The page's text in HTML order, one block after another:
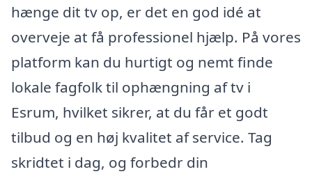
hænge dit tv op, er det en god idé at
overveje at få professionel hjælp. På vores
platform kan du hurtigt og nemt finde
lokale fagfolk til ophængning af tv i
Esrum, hvilket sikrer, at du får et godt
tilbud og en høj kvalitet af service. Tag
skridtet i dag, og forbedr din